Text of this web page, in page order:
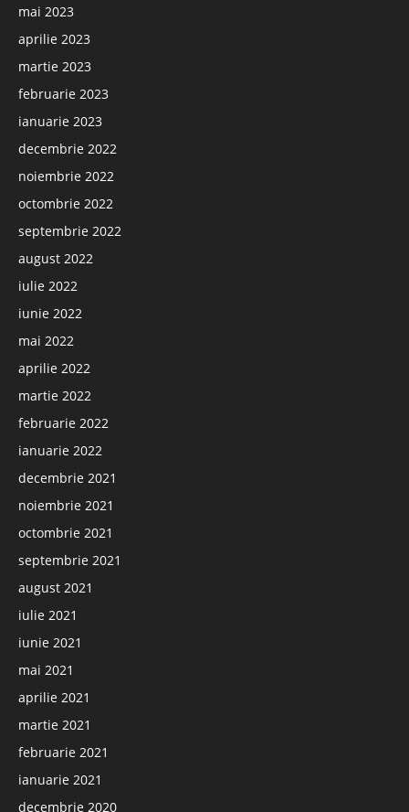
mai 2023
aprilie 2023
martie 2023
februarie 2023
ianuarie 2023
decembrie 2022
noiembrie 2022
octombrie 2022
septembrie 2022
august 2022
iulie 2022
iunie 2022
mai 2022
aprilie 2022
martie 2022
februarie 2022
ianuarie 2022
decembrie 2021
noiembrie 2021
octombrie 2021
septembrie 2021
august 2021
iulie 2021
iunie 2021
mai 2021
aprilie 2021
martie 2021
februarie 2021
ianuarie 2021
decembrie 2020